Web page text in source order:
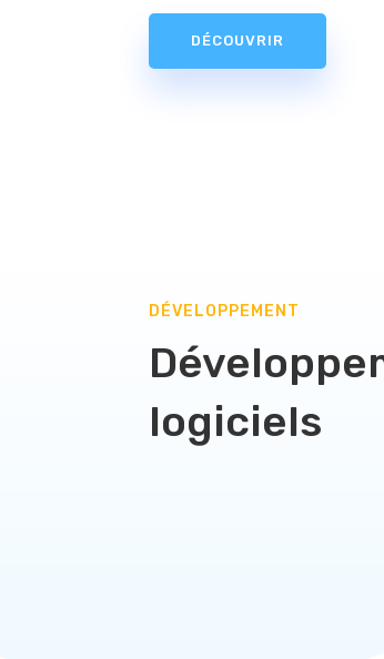
DÉCOUVRIR
DÉVELOPPEMENT
logiciels